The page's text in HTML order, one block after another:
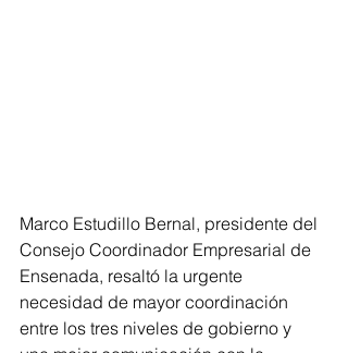
Marco Estudillo Bernal, presidente del
Consejo Coordinador Empresarial de
Ensenada, resaltó la urgente
necesidad de mayor coordinación
entre los tres niveles de gobierno y